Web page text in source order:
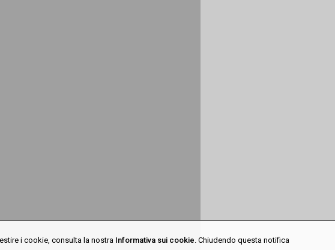
i cookie, consulta la nostra Informativa sui cookie. Chiudendo questa notifica